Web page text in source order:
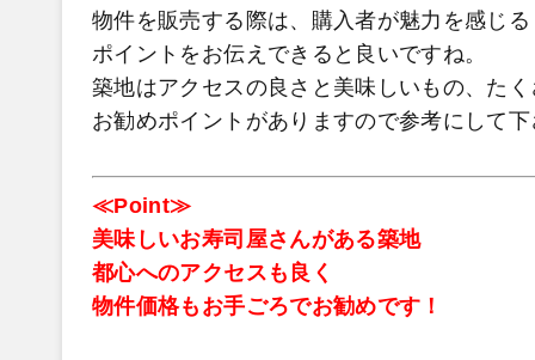
物件を販売する際は、購入者が魅力を感じる
ポイントをお伝えできると良いですね。
築地はアクセスの良さと美味しいもの、た
お勧めポイントがありますので参考にして下
≪Point≫
美味しいお寿司屋さんがある築地
都心へのアクセスも良く
物件価格もお手ごろでお勧めです！